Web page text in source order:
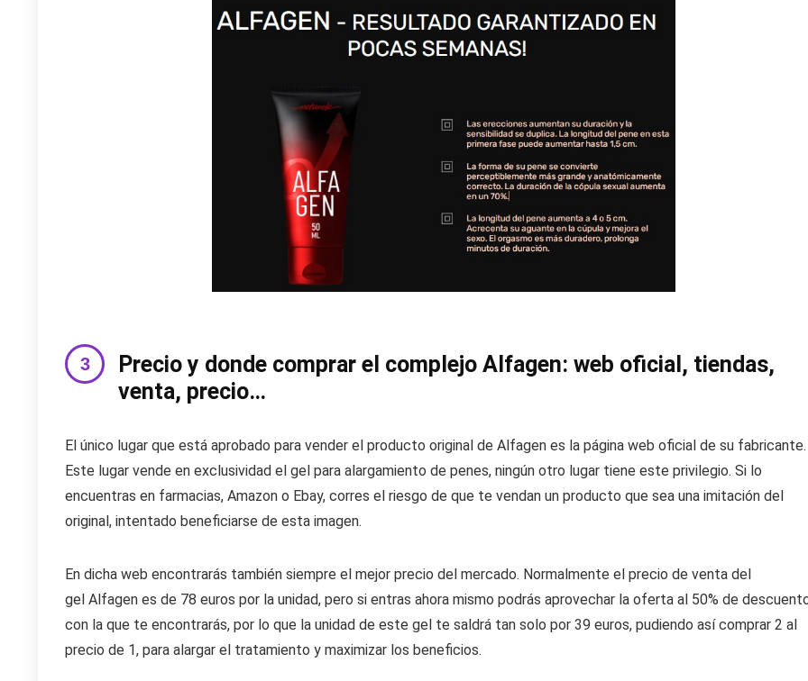
Precio y donde comprar el complejo Alfagen: web oficial, tiendas,
venta, precio…
El único lugar que está aprobado para vender el producto original de Alfagen es la página web oficial de su fabricante.
Este lugar vende en exclusividad el gel para alargamiento de penes, ningún otro lugar tiene este privilegio. Si lo
encuentras en farmacias, Amazon o Ebay, corres el riesgo de que te vendan un producto que sea una imitación del
original, intentado beneficiarse de esta imagen.
En dicha web encontrarás también siempre el mejor precio del mercado. Normalmente el precio de venta del
gel Alfagen es de 78 euros por la unidad, pero si entras ahora mismo podrás aprovechar la oferta al 50% de
con la que te encontrarás, por lo que la unidad de este gel te saldrá tan solo por 39 euros, pudiendo así comprar 2 al
precio de 1, para alargar el tratamiento y maximizar los beneficios.